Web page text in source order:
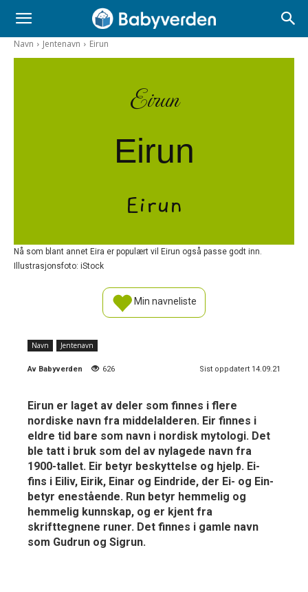
Navn Jentenavn Eirun
Eirun
Eirun
Eirun
Nå som blant annet Eira er populært vil Eirun også passe godt inn.
Illustrasjonsfoto: iStock
Min navneliste
Navn Jentenavn
Av Babyverden 626 Sist oppdatert 14.09.21
Eirun er laget av deler som finnes i flere
nordiske navn fra middelalderen. Eir finnes i
eldre tid bare som navn i nordisk mytologi. Det
ble tatt i bruk som del av nylagede navn fra
1900-tallet. Eir betyr beskyttelse og hjelp. Ei-
fins i Eiliv, Eirik, Einar og Eindride, der Ei- og Ein-
betyr enestående. Run betyr hemmelig og
hemmelig kunnskap, og er kjent fra
skrifttegnene runer. Det finnes i gamle navn
som Gudrun og Sigrun.